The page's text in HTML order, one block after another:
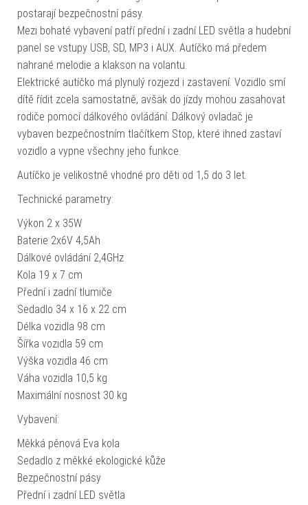
postarají bezpečnostní pásy.
Mezi bohaté vybavení patří přední i zadní LED světla a hudební
panel se vstupy USB, SD, MP3 i AUX. Autíčko má předem
nahrané melodie a klakson na volantu.
Elektrické autíčko má plynulý rozjezd i zastavení. Vozidlo smí
dítě řídit zcela samostatně, avšak do jízdy mohou zasahovat
rodiče pomocí dálkového ovládání. Dálkový ovladač je
vybaven bezpečnostním tlačítkem Stop, které ihned zastaví
vozidlo a vypne všechny jeho funkce.
Autíčko je velikostně vhodné pro děti od 1,5 do 3 let.
Technické parametry:
Výkon 2 x 35W
Baterie 2x6V 4,5Ah
Dálkové ovládání 2,4GHz
Kola 19 x 7 cm
Přední i zadní tlumiče
Sedadlo 34 x 16 x 22 cm
Délka vozidla 98 cm
Šířka vozidla 59 cm
Výška vozidla 46 cm
Váha vozidla 10,5 kg
Maximální nosnost 30 kg
Vybavení:
Měkká pěnová Eva kola
Sedadlo z měkké ekologické kůže
Bezpečnostní pásy
Přední i zadní LED světla